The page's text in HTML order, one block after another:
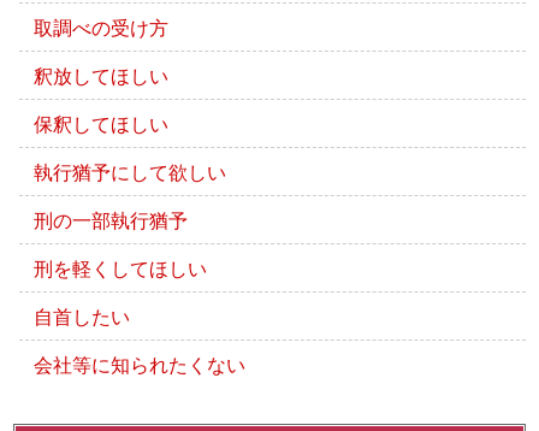
取調べの受け方
釈放してほしい
保釈してほしい
執行猶予にして欲しい
刑の一部執行猶予
刑を軽くしてほしい
自首したい
会社等に知られたくない